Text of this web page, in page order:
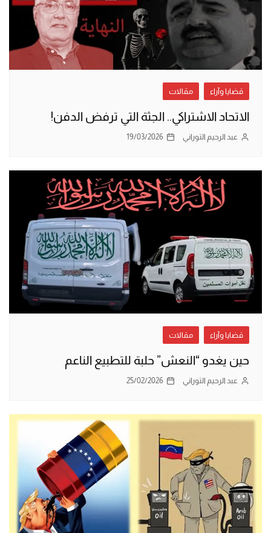
قضايا وآراء مقالات
الاتحاد الاشتراكي.. الجثة التي ترفض الدفن!
عبد الرحيم التوراني 19/03/2026
قضايا وآراء مقالات
حين يغدو “النعش” حلبة للتطبيع الناعم
عبد الرحيم التوراني 25/02/2026